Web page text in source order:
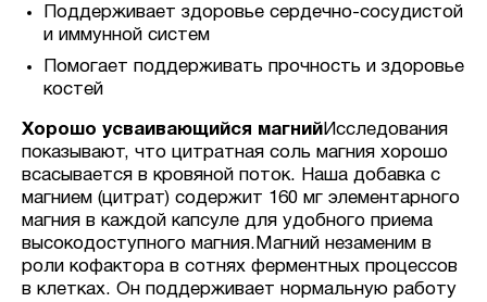
Поддерживает здоровье сердечно-сосудистой
и иммунной систем
Помогает поддерживать прочность и здоровье
костей
Хорошо усваивающийся магний Исследования
показывают, что цитратная соль магния хорошо
всасывается в кровяной поток. Наша добавка с
магнием (цитрат) содержит 160 мг элементарного
магния в каждой капсуле для удобного приема
высокодоступного магния.Магний незаменим в
роли кофактора в сотнях ферментных процессов
в клетках. Он поддерживает нормальную работу